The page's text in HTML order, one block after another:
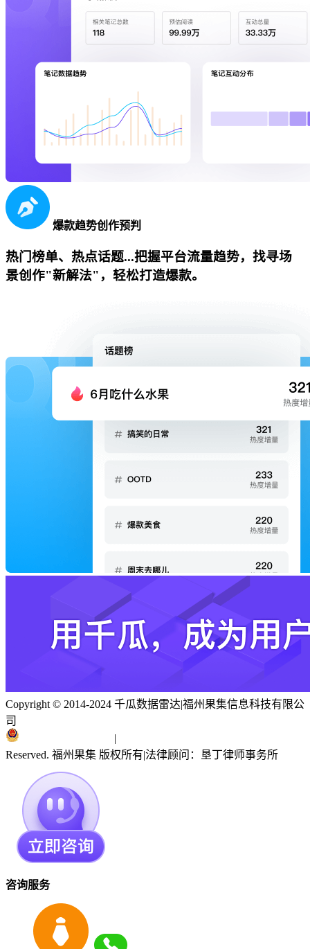
爆款趋势创作预判
热门榜单、热点话题...把握平台流量趋势，找寻场
景创作"新解法"，轻松打造爆款。
Copyright © 2014-2024 千瓜数据雷达|福州果集信息科技有限公
司
|
Reserved. 福州果集 版权所有|法律顾问：垦丁律师事务所
咨询服务